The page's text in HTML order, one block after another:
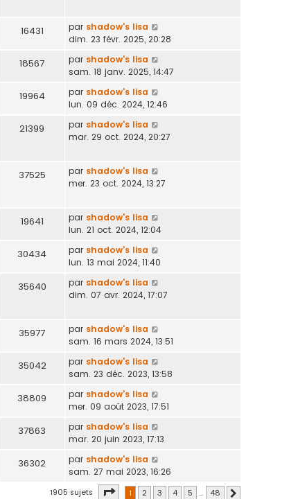
16431 par shadow's lisa
dim. 23 févr. 2025, 20:28
18567 par shadow's lisa
sam. 18 janv. 2025, 14:47
19964 par shadow's lisa
lun. 09 déc. 2024, 12:46
21399 par shadow's lisa
mar. 29 oct. 2024, 20:27
37525 par shadow's lisa
mer. 23 oct. 2024, 13:27
19641 par shadow's lisa
lun. 21 oct. 2024, 12:04
30434 par shadow's lisa
lun. 13 mai 2024, 11:40
35640 par shadow's lisa
dim. 07 avr. 2024, 17:07
35977 par shadow's lisa
sam. 16 mars 2024, 13:51
35042 par shadow's lisa
sam. 23 déc. 2023, 13:58
38809 par shadow's lisa
mer. 09 août 2023, 17:51
37863 par shadow's lisa
mar. 20 juin 2023, 17:13
36302 par shadow's lisa
sam. 27 mai 2023, 16:26
1905 sujets Page sur 48
1 2 3 4 5 … 48